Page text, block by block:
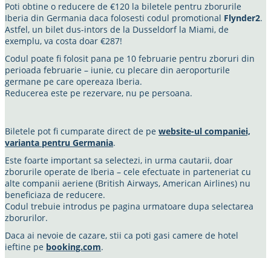
Poti obtine o reducere de €120 la biletele pentru zborurile
Iberia din Germania daca folosesti codul promotional Flynder2.
Astfel, un bilet dus-intors de la Dusseldorf la Miami, de
exemplu, va costa doar €287!
Codul poate fi folosit pana pe 10 februarie pentru zboruri din
perioada februarie – iunie, cu plecare din aeroporturile
germane pe care opereaza Iberia.
Reducerea este pe rezervare, nu pe persoana.
Biletele pot fi cumparate direct de pe website-ul companiei,
varianta pentru Germania.
Este foarte important sa selectezi, in urma cautarii, doar
zborurile operate de Iberia – cele efectuate in parteneriat cu
alte companii aeriene (British Airways, American Airlines) nu
beneficiaza de reducere.
Codul trebuie introdus pe pagina urmatoare dupa selectarea
zborurilor.
Daca ai nevoie de cazare, stii ca poti gasi camere de hotel
ieftine pe booking.com.